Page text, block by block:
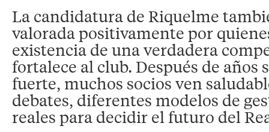
La candidatura de Riquelme
valorada positivamente por
existencia de una verdadera
fortalece al club. Después de años
fuerte, muchos socios ven
debates, diferentes modelos de
reales para decidir el futuro del